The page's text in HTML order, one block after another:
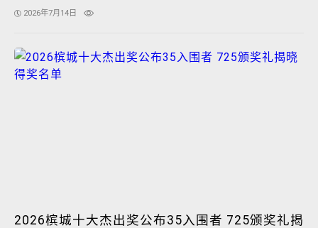
2026年7月14日
2026槟城十大杰出奖公布35入围者 725颁奖礼揭